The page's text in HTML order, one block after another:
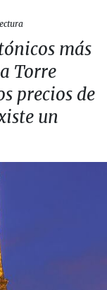
más
Torre
precios de
un